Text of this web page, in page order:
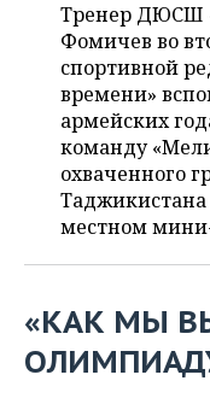
ОТКРЫТАЯ
БАСКЕТБОЛ
ВОЛЕЙБОЛ
КИБЕРСПОРТ
ФИГУРНОЕ
ВОДНЫЕ ВИДЫ
ХОККЕЙ С МЯЧОМ
ИНФРАСТРУКТУРА
ИСТОРИЯ
КУЛЬТУРА
МЕДИЦИНА
ОБРАЗОВАНИЕ
ПРОИСШЕСТВИЯ
СПРАВОЧНИК
СПИСОК ПЕРСОН
СПИСОК
ПОЛНАЯ ВЕРСИЯ
Тренер ДЮСШ
Фомичев во
спортивной
времени»
армейских
команду
охваченного
Таджикистана
местном
«КАК МЫ